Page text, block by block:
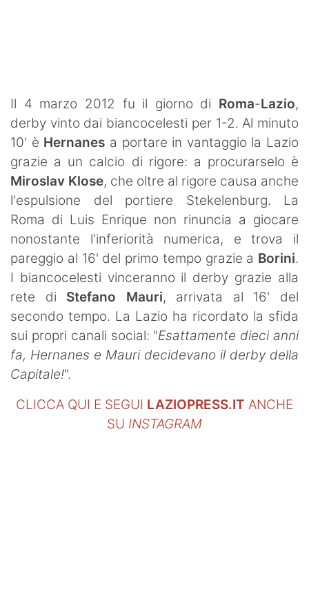
Contatti
Il 4 marzo 2012 fu il giorno di Roma-Lazio,
derby vinto dai biancocelesti per 1-2. Al minuto
10' è Hernanes a portare in vantaggio la Lazio
grazie a un calcio di rigore: a procurarselo è
Miroslav Klose, che oltre al rigore causa anche
l'espulsione del portiere Stekelenburg. La
Roma di Luis Enrique non rinuncia a giocare
nonostante l'inferiorità numerica, e trova il
pareggio al 16' del primo tempo grazie a Borini.
I biancocelesti vinceranno il derby grazie alla
rete di Stefano Mauri, arrivata al 16' del
secondo tempo. La Lazio ha ricordato la sfida
sui propri canali social: "Esattamente dieci anni
fa, Hernanes e Mauri decidevano il derby della
Capitale!".
CLICCA QUI E SEGUI LAZIOPRESS.IT ANCHE
SU INSTAGRAM